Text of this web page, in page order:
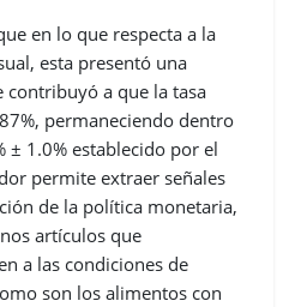
en lo que respecta a la
esta presentó una
contribuyó a que la tasa
permaneciendo dentro
± 1.0% establecido por el
permite extraer señales
de la política monetaria,
artículos que
a las condiciones de
son los alimentos con